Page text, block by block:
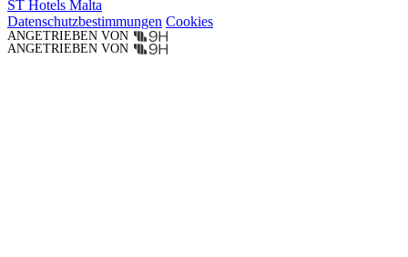
ST Hotels Malta
Datenschutzbestimmungen Cookies
ANGETRIEBEN VON
ANGETRIEBEN VON